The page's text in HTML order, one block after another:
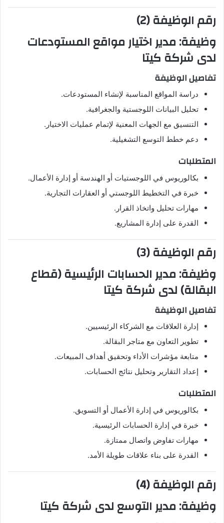
رقم الوظيفة (2)
وظيفة:مدير اختيار مواقع المستودعات
لدى شركة كيتا
تفاصيل الوظيفة
دراسة المواقع المناسبة لإنشاء المستودعات.
تحليل البيانات اللوجستية والجغرافية.
التنسيق مع الجهات المعنية لإتمام عمليات الاختيار.
دعم خطط التوسع التشغيلية.
المتطلبات
بكالوريوس في اللوجستيات أو الهندسة أو إدارة الأعمال.
خبرة في التخطيط اللوجستي أو العقارات التجارية.
مهارات تحليل واتخاذ القرار.
القدرة على إدارة المشاريع.
رقم الوظيفة (3)
وظيفة:مدير الحسابات الرئيسية (قطاع
البقالة)لدى شركة كيتا
تفاصيل الوظيفة
إدارة العلاقات مع الشركاء الرئيسيين.
تطوير التعاون مع متاجر البقالة.
متابعة مؤشرات الأداء وتحقيق أهداف المبيعات.
إعداد التقارير وتحليل نتائج الحسابات.
المتطلبات
بكالوريوس في إدارة الأعمال أو التسويق.
خبرة في إدارة الحسابات الرئيسية.
مهارات تفاوض واتصال ممتازة.
القدرة على بناء علاقات طويلة الأمد.
رقم الوظيفة (4)
وظيفة:مدير التوسعلدى شركة كيتا